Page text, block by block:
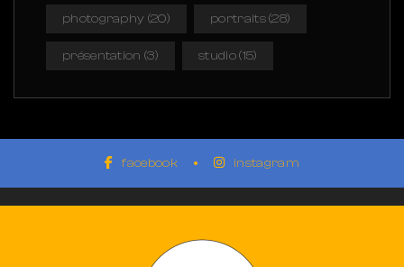
photography (20) portraits(28)
présentation (3) studio(15)
facebook instagram